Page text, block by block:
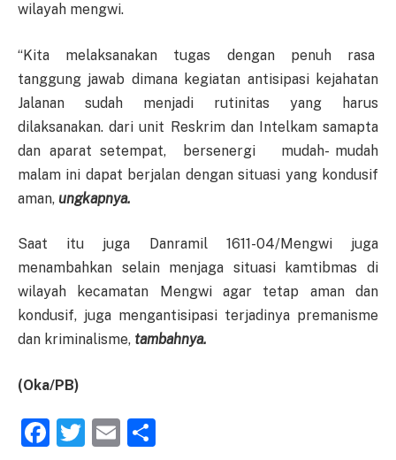
wilayah mengwi.
“Kita melaksanakan tugas dengan penuh rasa
tanggung jawab dimana kegiatan antisipasi kejahatan
Jalanan sudah menjadi rutinitas yang harus
dilaksanakan. dari unit Reskrim dan Intelkam samapta
dan aparat setempat, bersenergi mudah- mudah
malam ini dapat berjalan dengan situasi yang kondusif
aman, ungkapnya.
Saat itu juga Danramil 1611-04/Mengwi juga
menambahkan selain menjaga situasi kamtibmas di
wilayah kecamatan Mengwi agar tetap aman dan
kondusif, juga mengantisipasi terjadinya premanisme
dan kriminalisme, tambahnya.
(Oka/PB)
Facebook
Twitter
Email